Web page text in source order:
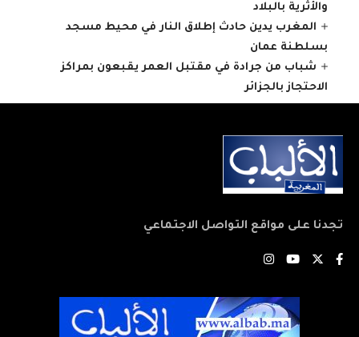
والأثرية بالبلاد
المغرب يدين حادث إطلاق النار في محيط مسجد
بسلطنة عمان
شباب من جرادة في مقتبل العمر يقبعون بمراكز
الاحتجاز بالجزائر
تجدنا على مواقع التواصل الاجتماعي